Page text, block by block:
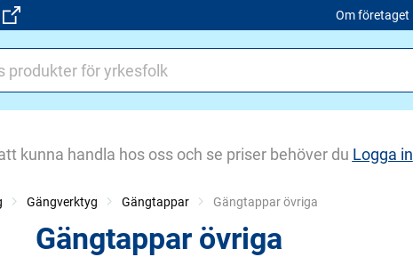
Om företaget
kunna handla hos oss och se priser behöver du Logga in
Gängverktyg Gängtappar Current:
Gängtappar övriga
Gängtappar övriga